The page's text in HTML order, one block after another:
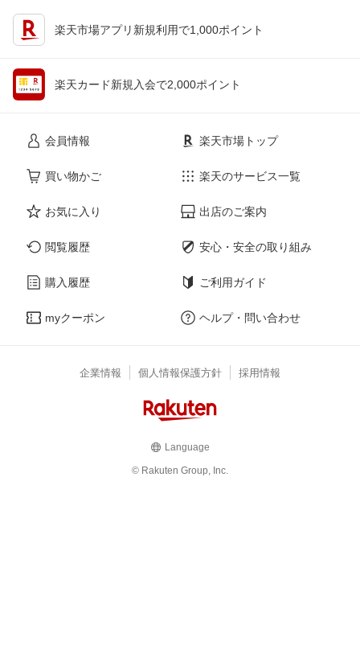
楽天市場アプリ新規利用で1,000ポイント
楽天カード新規入会で2,000ポイント
会員情報
買い物かご
お気に入り
閲覧履歴
購入履歴
myクーポン
楽天市場トップ
楽天のサービス一覧
出店のご案内
安心・安全の取り組み
ご利用ガイド
ヘルプ・問い合わせ
企業情報 個人情報保護方針 採用情報
Language
© Rakuten Group, Inc.